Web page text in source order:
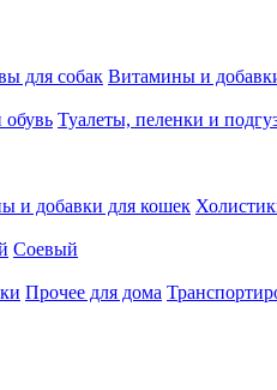
для собак Витамины и
Туалеты, пеленки и
и добавки для кошек
Соевый
Прочее для дома